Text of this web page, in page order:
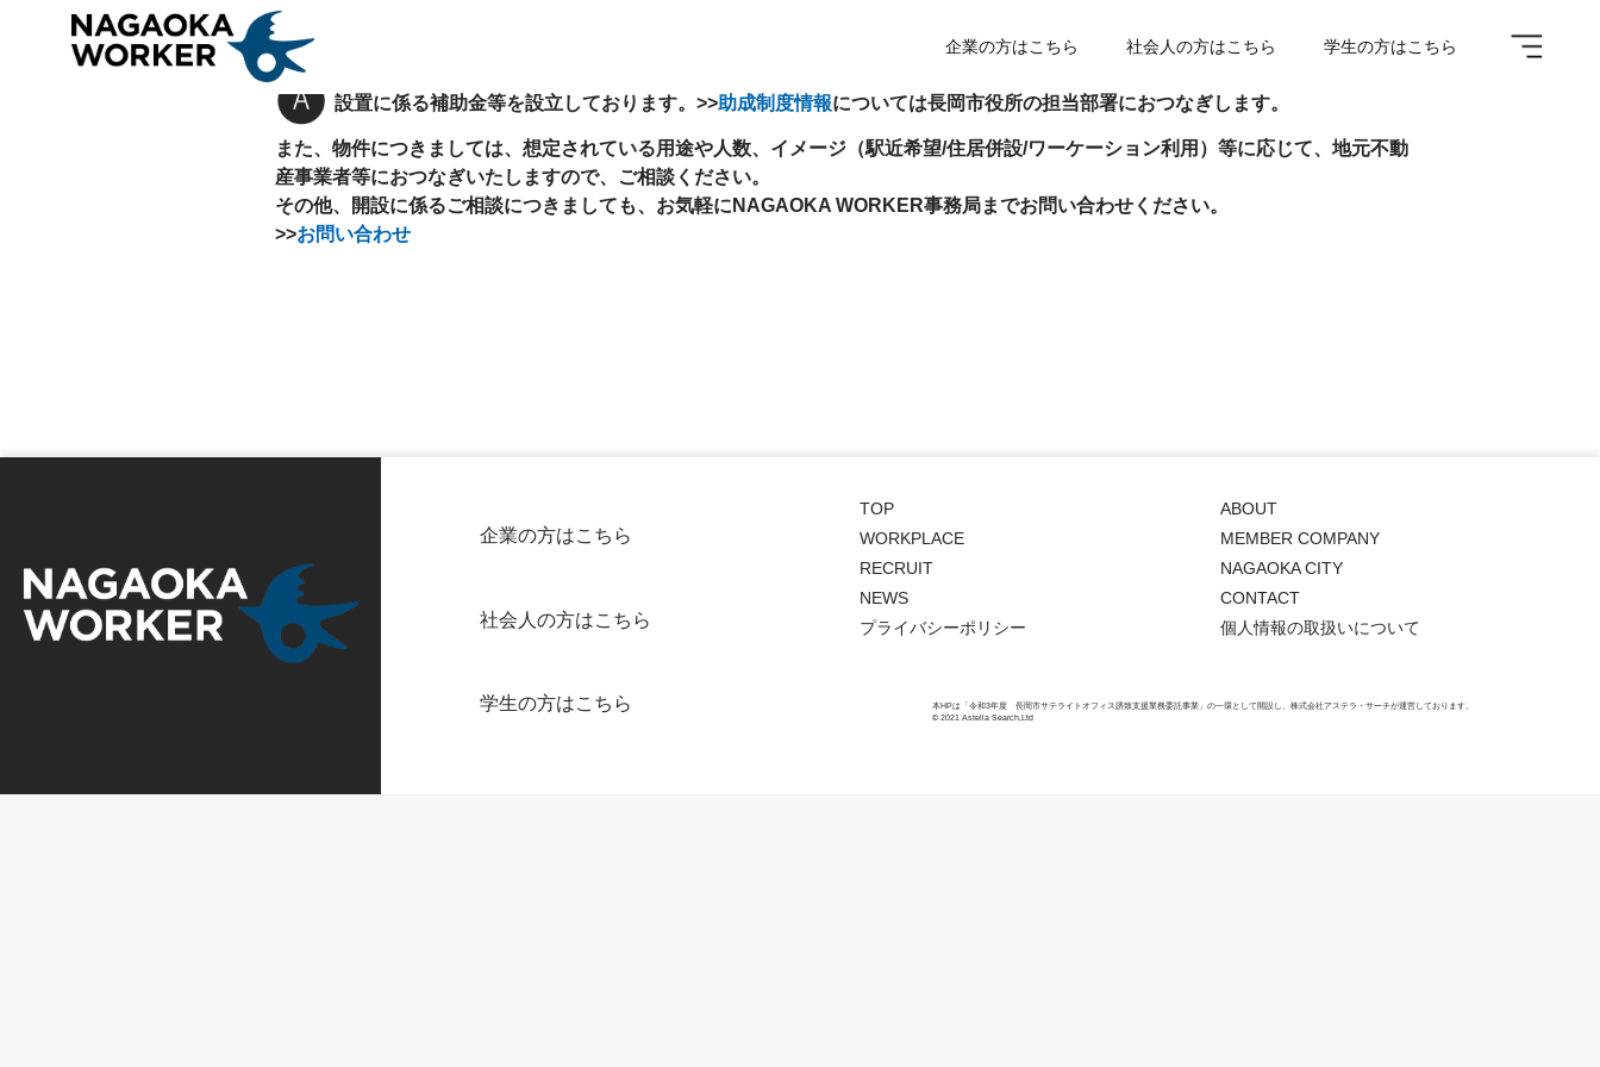
企業の方はこちら 社会人の方はこちら 学生の方はこちら A
サテライトオフィスの開設を検討しているが、補助制度や物件等について知りたい。
設置に係る補助金等を設立しております。>>助成制度情報については長岡市役所の担当部署におつなぎします。
また、物件につきましては、想定されている用途や人数、イメージ（駅近希望/住居併設/ワーケーション利用）等に応じて、地元不動
産事業者等におつなぎいたしますので、ご相談ください。
その他、開設に係るご相談につきましても、お気軽にNAGAOKA WORKER事務局までお問い合わせください。
>>お問い合わせ
企業の方はこちら
社会人の方はこちら
学生の方はこちら
TOP
ABOUT
WORKPLACE
MEMBER COMPANY
RECRUIT
NAGAOKA CITY
NEWS
CONTACT
プライバシーポリシー
個人情報の取扱いについて
本HPは「令和3年度 長岡市サテライトオフィス誘致支援業務委託事業」の一環として開設し、株式会社アステラ・サーチが運営しております。
© 2021 Astella Search,Ltd